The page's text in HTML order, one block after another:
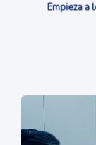
Empieza a